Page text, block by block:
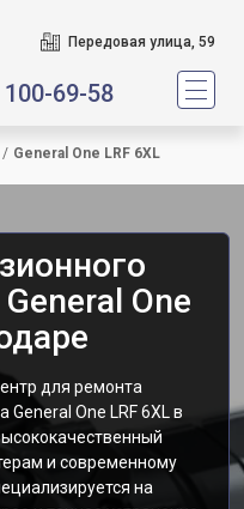
Передовая улица, 59
69-58
/ General One LRF 6XL
One
для ремонта
One LRF 6XL в
и современному
на